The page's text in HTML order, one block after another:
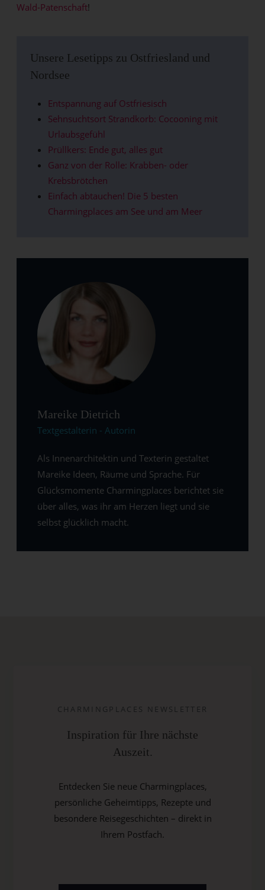
Wald-Patenschaft!
Unsere Lesetipps zu Ostfriesland und
Nordsee
Entspannung auf Ostfriesisch
Sehnsuchtsort Strandkorb: Cocooning mit
Urlaubsgefühl
Prüllkers: Ende gut, alles gut
Ganz von der Rolle: Krabben- oder
Krebsbrötchen
Einfach abtauchen! Die 5 besten
Charmingplaces am See und am Meer
Mareike Dietrich
Textgestalterin - Autorin
Als Innenarchitektin und Texterin gestaltet
Mareike Ideen, Räume und Sprache. Für
Glücksmomente Charmingplaces berichtet sie
über alles, was ihr am Herzen liegt und sie
selbst glücklich macht.
CHARMINGPLACES NEWSLETTER
Inspiration für Ihre nächste
Auszeit.
Entdecken Sie neue Charmingplaces,
persönliche Geheimtipps, Rezepte und
besondere Reisegeschichten – direkt in
Ihrem Postfach.